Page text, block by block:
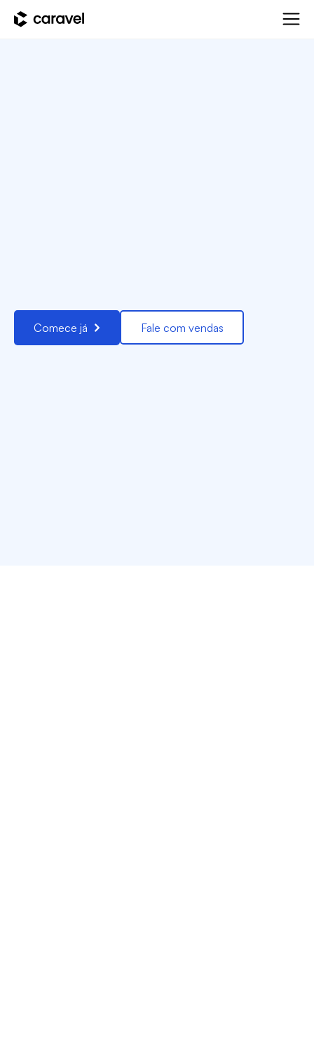
Comece já Fale com vendas